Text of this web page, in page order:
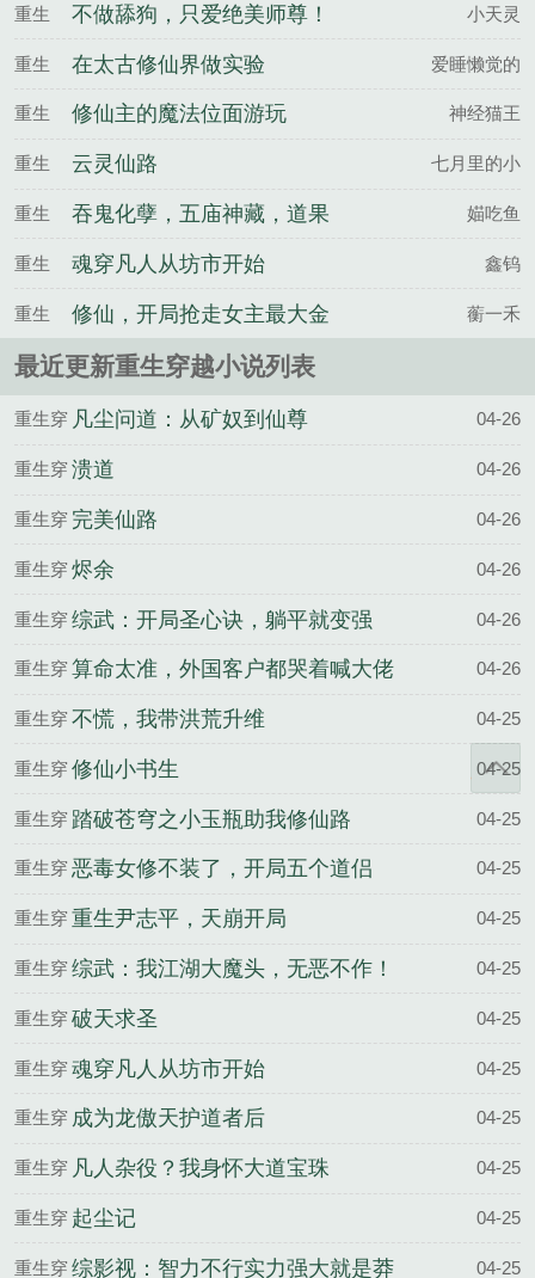
重生 不做舔狗，只爱绝美师尊！ 小天灵
重生 在太古修仙界做实验 爱睡懒觉的
重生 修仙主的魔法位面游玩 神经猫王
重生 云灵仙路 七月里的小
重生
吞鬼化孽，五庙神藏，道果
升仙
媌吃鱼
重生 魂穿凡人从坊市开始 鑫钨
重生
修仙，开局抢走女主最大金
手指！
蘅一禾
最近更新重生穿越小说列表
重生穿
越
凡尘问道：从矿奴到仙尊 04-26
重生穿
越
溃道 04-26
重生穿
越
完美仙路 04-26
重生穿
越
烬余 04-26
重生穿
越
综武：开局圣心诀，躺平就变强 04-26
重生穿
越
算命太准，外国客户都哭着喊大佬 04-26
重生穿
越
不慌，我带洪荒升维 04-25
重生穿
越
修仙小书生 04-25
重生穿
越
踏破苍穹之小玉瓶助我修仙路 04-25
重生穿
越
恶毒女修不装了，开局五个道侣 04-25
重生穿
越
重生尹志平，天崩开局 04-25
重生穿
越
综武：我江湖大魔头，无恶不作！ 04-25
重生穿
越
破天求圣 04-25
重生穿
越
魂穿凡人从坊市开始 04-25
重生穿
越
成为龙傲天护道者后 04-25
重生穿
越
凡人杂役？我身怀大道宝珠 04-25
重生穿
越
起尘记 04-25
重生穿 综影视：智力不行实力强大就是莽 04-25